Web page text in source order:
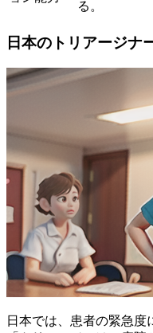
る。
日本のトリアージナ
日本では、患者の緊急度